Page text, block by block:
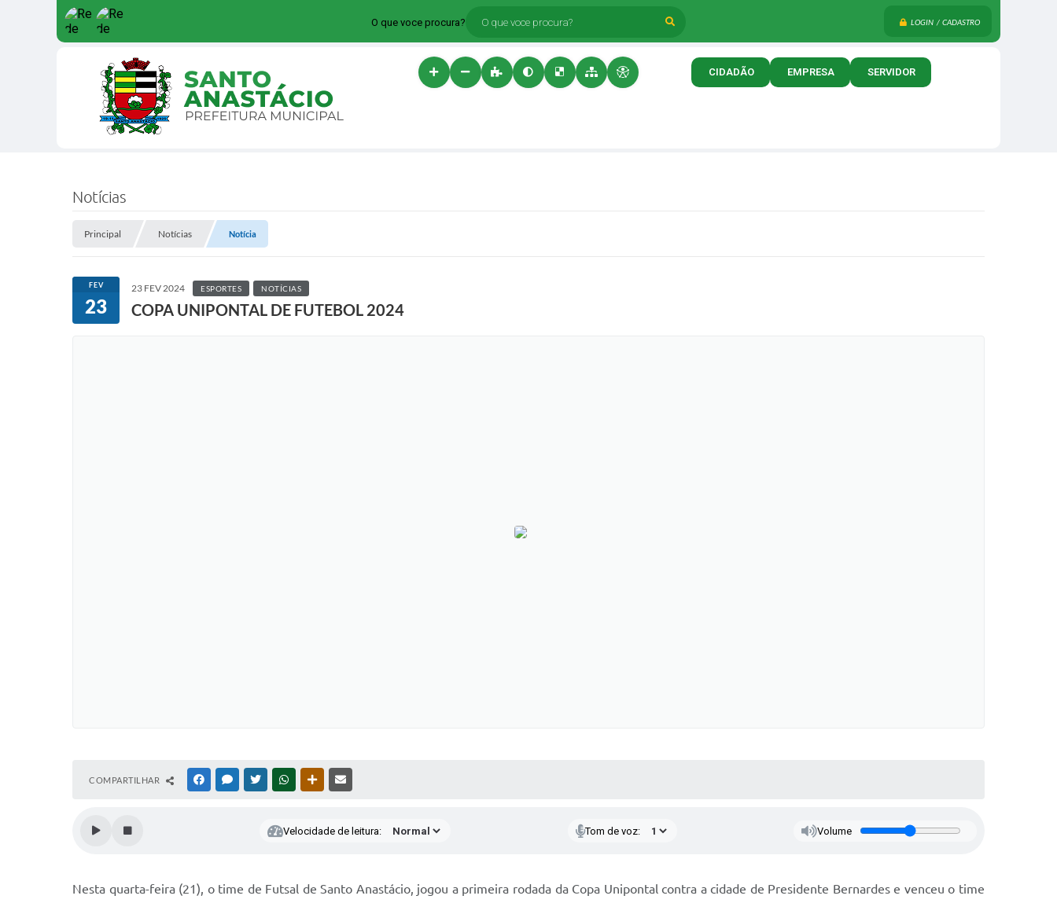
LOGIN / CADASTRO
O que voce procura?
CIDADÃO EMPRESA SERVIDOR
Notícias
Principal Notícias Notícia
FEV
23
23 FEV 2024 ESPORTES NOTÍCIAS
COPA UNIPONTAL DE FUTEBOL 2024
COMPARTILHAR FACEBOOKMESSENGER
TWITTERWHATSAPPOUTRAS MÍDIAS
Velocidade de leitura: Tom de voz: Volume
Nesta quarta-feira (21), o time de Futsal de Santo Anastácio, jogou a primeira rodada da Copa Unipontal contra a cidade de Presidente Bernardes e venceu o time